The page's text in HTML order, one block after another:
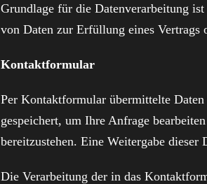
Grundlage für die Datenverarbeitung
von Daten zur Erfüllung eines Vertrags
Kontaktformular
Per Kontaktformular übermittelte
gespeichert, um Ihre Anfrage
bereitzustehen. Eine Weitergabe
Die Verarbeitung der in das